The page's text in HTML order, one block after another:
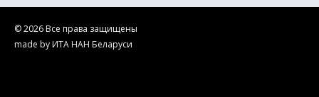
© 2026 Все права защищены
made by ИТА НАН Беларуси